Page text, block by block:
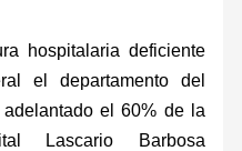
hospitalaria deficiente
el departamento del
el 60% de la
Lascario Barbosa